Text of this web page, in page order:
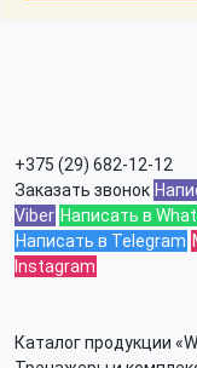
+375 (29) 682-12-12
Заказать звонок
Viber Написать в
Написать в Telegram
Instagram
Каталог продукции